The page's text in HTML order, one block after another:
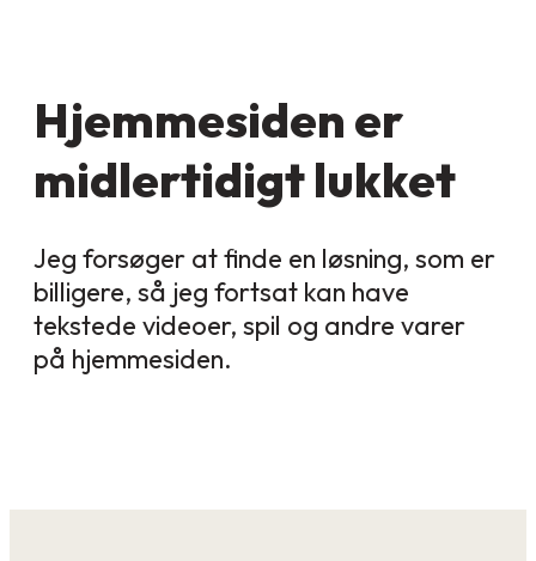
Hjemmesiden er
midlertidigt lukket
Jeg forsøger at finde en løsning, som er
billigere, så jeg fortsat kan have
tekstede videoer, spil og andre varer
på hjemmesiden.